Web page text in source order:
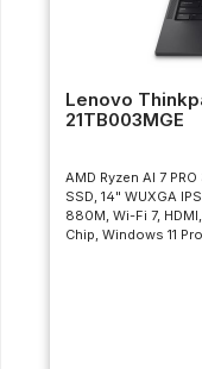
Lenovo
21TB003MGE
AMD Ryzen AI 7
SSD, 14" WUXGA
880M, Wi-Fi 7,
Chip, Windows 11